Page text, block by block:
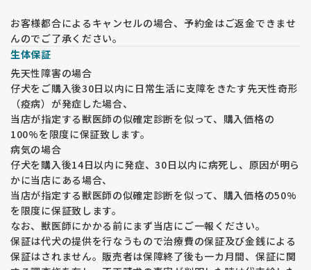
お客様都合によるキャンセルの場合、予約金はご返金できませ
んのでご了承ください。
生体保証
先天性障害の場合
仔犬をご購入後30日以内に日常生活に支障をきたす先天性奇形
（疫病）が発症した場合、
当店が指定する獣医師の似確定診断を似って、購入価格の
100%を限度に保証致します。
病気の場合
仔犬を購入後14日以内に発症、30日以内に病死し、原因が明ら
かに当店にある場合、
当店が指定する獣医師の似確定診断を似って、購入価格の50%
を限度に保証致します。
なお、獣医師にかかる前にまず当店にご一報ください。
保証は代犬の提供を行なうもので治療費の保証及び金銭による
保証はされません。販売者は保障終了後も一カ月間、保証に関